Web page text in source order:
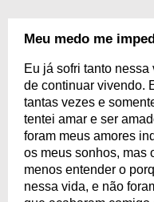
Meu medo me
Eu já sofri tanto
de continuar vivendo.
tantas vezes e
tentei amar e ser
foram meus amores
os meus sonhos, mas
menos entender o
nessa vida, e não